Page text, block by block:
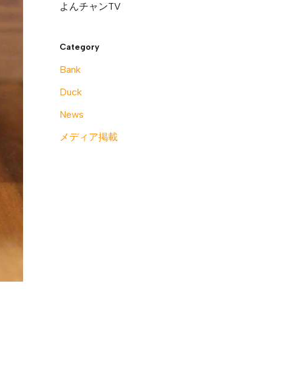
よんチャンTV
Category
Bank
Duck
News
メディア掲載